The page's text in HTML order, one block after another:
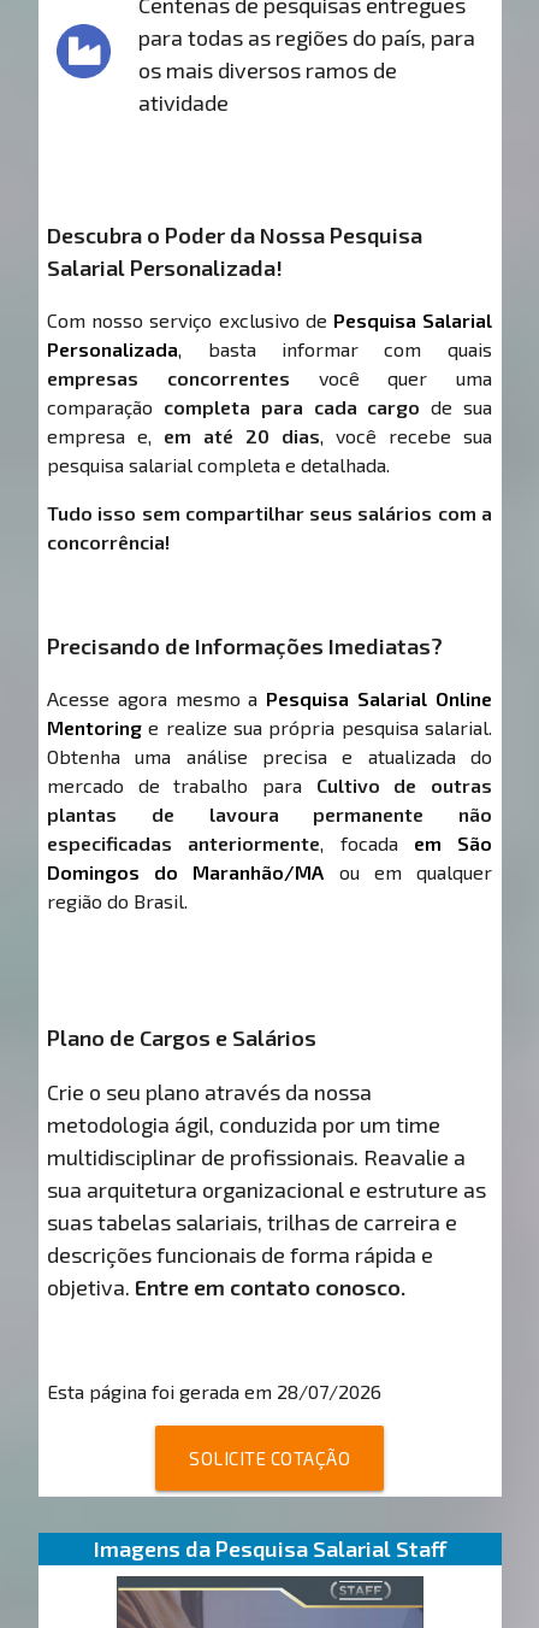
para todas as regiões do país, para
os mais diversos ramos de
atividade
Descubra o Poder da Nossa Pesquisa
Salarial Personalizada!
Com nosso serviço exclusivo de Pesquisa Salarial
Personalizada, basta informar com quais
empresas concorrentes você quer uma
comparação completa para cada cargo de sua
empresa e, em até 20 dias, você recebe sua
pesquisa salarial completa e detalhada.
Tudo isso sem compartilhar seus salários com a
concorrência!
Precisando de Informações Imediatas?
Acesse agora mesmo a Pesquisa Salarial Online
Mentoring e realize sua própria pesquisa salarial.
Obtenha uma análise precisa e atualizada do
mercado de trabalho para Cultivo de outras
plantas de lavoura permanente não
especificadas anteriormente, focada em São
Domingos do Maranhão/MA ou em qualquer
região do Brasil.
Plano de Cargos e Salários
Crie o seu plano através da nossa
metodologia ágil, conduzida por um time
multidisciplinar de profissionais. Reavalie a
sua arquitetura organizacional e estruture as
suas tabelas salariais, trilhas de carreira e
descrições funcionais de forma rápida e
objetiva. Entre em contato conosco.
Esta página foi gerada em 28/07/2026
SOLICITE COTAÇÃO
Imagens da Pesquisa Salarial Staff